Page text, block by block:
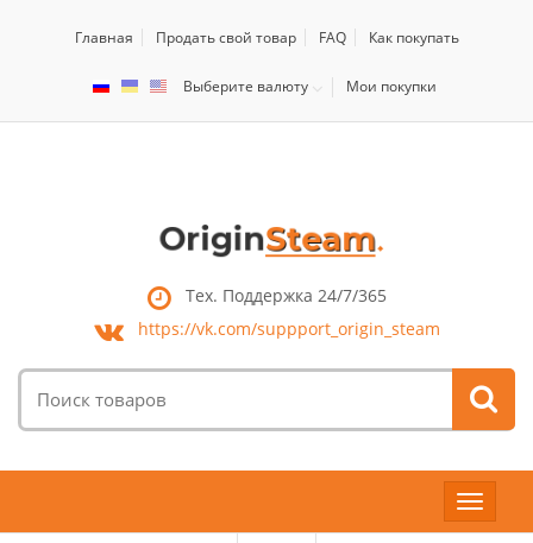
Главная Продать свой товар FAQ Как покупать
Выберите валюту Мои покупки
Тех. Поддержка 24/7/365
https://vk.com/suppport_origin_steam
товаров:
Toggle